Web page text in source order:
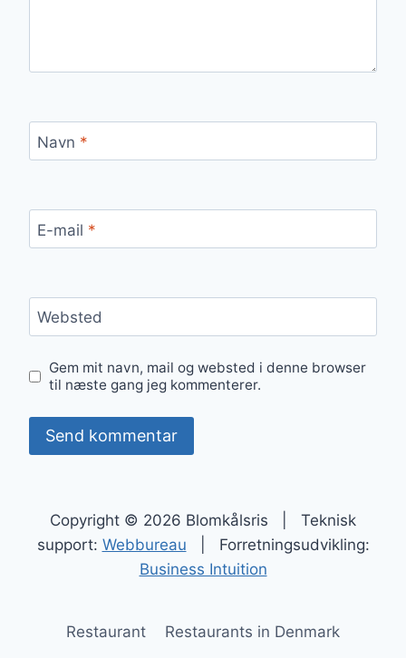
Navn *
E-mail *
Websted
Gem mit navn, mail og websted i denne browser
til næste gang jeg kommenterer.
Copyright © 2026 Blomkålsris | Teknisk
support: Webbureau | Forretningsudvikling:
Business Intuition
Restaurant
Restaurants in Denmark